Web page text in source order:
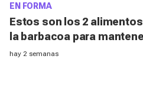
EN FORMA
Estos son los 2
la barbacoa para
verano, según una experta
hay 2 semanas